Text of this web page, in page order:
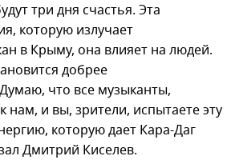
три дня счастья. Эта
которую излучает
в Крыму, она влияет на людей.
добрее
что все музыканты,
нам, и вы, зрители, испытаете эту
которую дает Кара-Даг
Дмитрий Киселев.